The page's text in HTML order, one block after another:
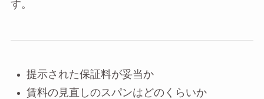
す。
提示された保証料が妥当か
賃料の見直しのスパンはどのくらいか